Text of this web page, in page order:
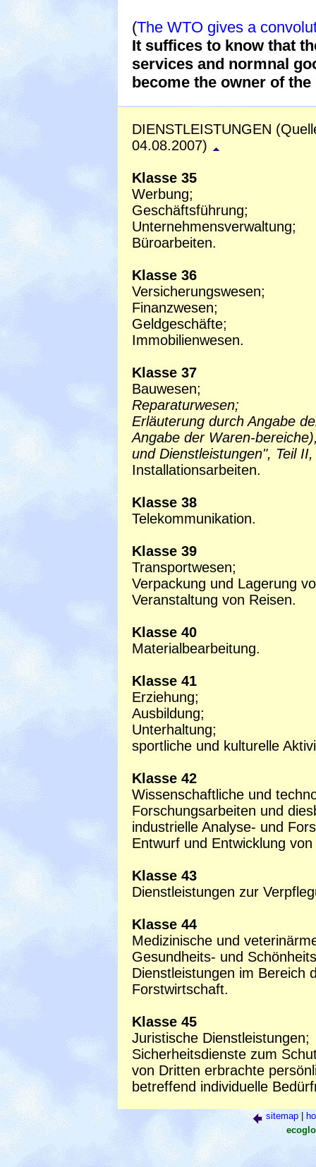
(The WTO gives a
It suffices to know that
services and normnal
become the owner of
DIENSTLEISTUNGEN
04.08.2007)
Klasse 35
Werbung;
Geschäftsführung;
Unternehmensverwaltung;
Büroarbeiten.
Klasse 36
Versicherungswesen;
Finanzwesen;
Geldgeschäfte;
Immobilienwesen.
Klasse 37
Bauwesen;
Reparaturwesen;
Erläuterung durch Angabe
Angabe der Waren-
und Dienstleistungen", Teil
Installationsarbeiten.
Klasse 38
Telekommunikation.
Klasse 39
Transportwesen;
Verpackung und Lagerung
Veranstaltung von Reisen.
Klasse 40
Materialbearbeitung.
Klasse 41
Erziehung;
Ausbildung;
Unterhaltung;
sportliche und kulturelle
Klasse 42
Wissenschaftliche und
Forschungsarbeiten und
industrielle Analyse- und
Entwurf und Entwicklung
Klasse 43
Dienstleistungen zur
Klasse 44
Medizinische und
Gesundheits- und
Dienstleistungen im Bereich
Forstwirtschaft.
Klasse 45
Juristische Dienstleistungen;
Sicherheitsdienste zum
von Dritten erbrachte
betreffend individuelle
sitemap|